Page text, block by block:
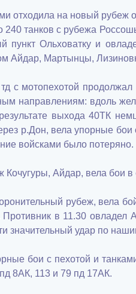
отходила на новый рубеж
танков с рубежа
пункт Ольховатку и
Айдар, Мартынцы,
с мотопехотой
направлениям: вдоль
выхода 40ТК
р.Дон, вела упорные
войсками было потеряно.
Айдар, вела бои
рубеж, вела
Противник в 11.30
значительный удар по
бои с пехотой и
8АК, 113 и 79 пд 17АК.